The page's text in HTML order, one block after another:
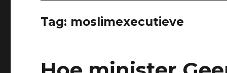
Tag: moslimexecutieve